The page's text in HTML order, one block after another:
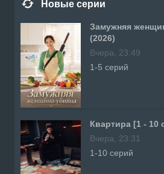
Новые серии
Замужняя
(2026)
Вчера, 23:49
1-5 серий
Квартира [1 - 10
Вчера, 23:31
1-10 серий